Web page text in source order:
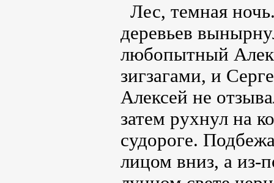
Лес, темная
деревьев
любопытный
зигзагами, и
Алексей не
затем рухнул на
судороге.
лицом вниз, а из-